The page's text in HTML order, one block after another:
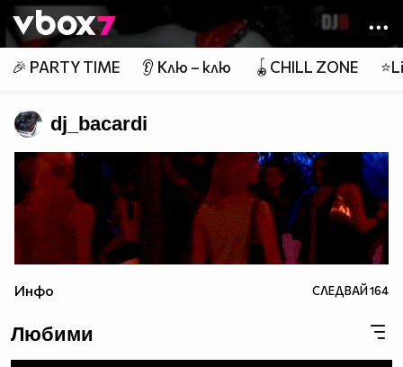
Member of
👾
🎉 PARTY TIME 👂 Клю – клю 🪀CHILL ZONE
dj_bacardi
Инфо СЛЕДВАЙ164
Любими